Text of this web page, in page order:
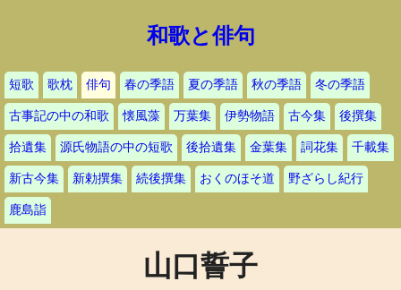
和歌と俳句
短歌 歌枕 俳句 春の季語 夏の季語 秋の季語 冬の季語
古事記の中の和歌 懐風藻 万葉集 伊勢物語 古今集 後撰集
拾遺集 源氏物語の中の短歌 後拾遺集 金葉集 詞花集 千載集
新古今集 新勅撰集 続後撰集 おくのほそ道 野ざらし紀行
鹿島詣
山口誓子